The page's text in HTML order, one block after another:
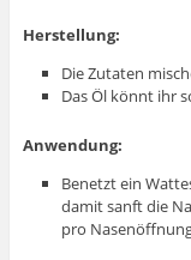
Herstellung:
Die Zutaten
Das Öl könnt ihr
Anwendung:
Benetzt ein
damit sanft die
pro